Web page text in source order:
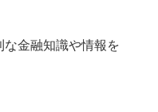
な金融知識や情報を